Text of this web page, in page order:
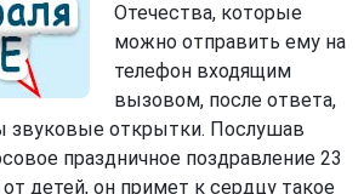
Отечества, которые
можно отправить ему на
телефон входящим
вызовом, после ответа,
звуковые открытки. Послушав
праздничное поздравление 23
детей, он примет к сердцу такое